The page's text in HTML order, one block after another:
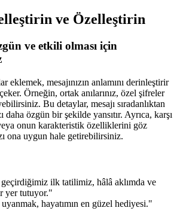
ve Özelleştirin
ve etkili olması için
eklemek, mesajınızın anlamını derinleştirir
Örneğin, ortak anılarınız, özel şifreler
Bu detaylar, mesajı sıradanlıktan
daha özgün bir şekilde yansıtır. Ayrıca, karşı
onun karakteristik özelliklerini göz
ona uygun hale getirebilirsiniz.
ilk tatilimiz, hâlâ aklımda ve
yer tutuyor."
hayatımın en güzel hediyesi."